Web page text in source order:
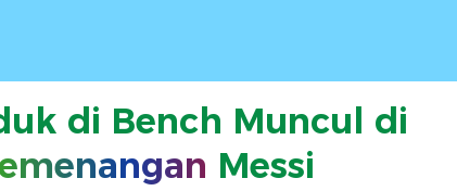
di Bench Muncul di
Messi